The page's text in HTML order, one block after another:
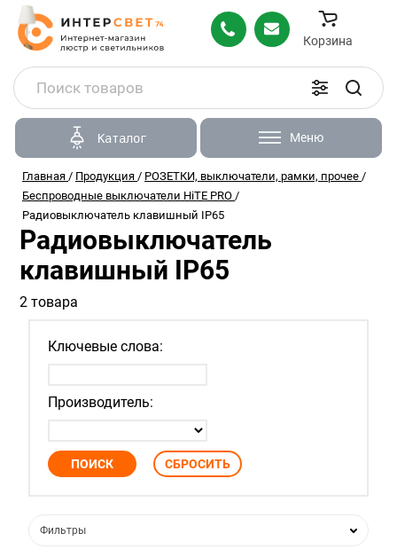
Корзина
Каталог Меню
Главная / Продукция / РОЗЕТКИ, выключатели, рамки, прочее /
Беспроводные выключатели HiTE PRO /
Радиовыключатель клавишный IP65
Радиовыключатель
клавишный IP65
2 товара
Ключевые слова:
Производитель:
Фильтры